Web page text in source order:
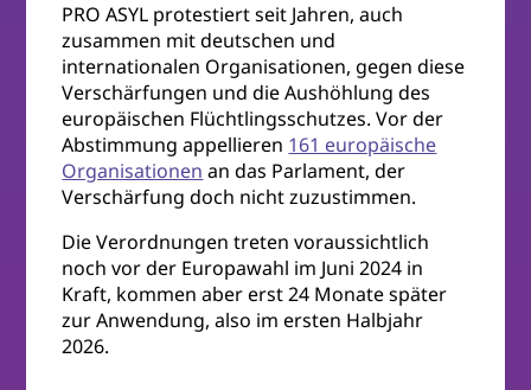
PRO ASYL protestiert seit Jahren, auch
zusammen mit deutschen und
internationalen Organisationen, gegen diese
Verschärfungen und die Aushöhlung des
europäischen Flüchtlingsschutzes. Vor der
Abstimmung appellieren 161 europäische
Organisationen an das Parlament, der
Verschärfung doch nicht zuzustimmen.
Die Verordnungen treten voraussichtlich
noch vor der Europawahl im Juni 2024 in
Kraft, kommen aber erst 24 Monate später
zur Anwendung, also im ersten Halbjahr
2026.